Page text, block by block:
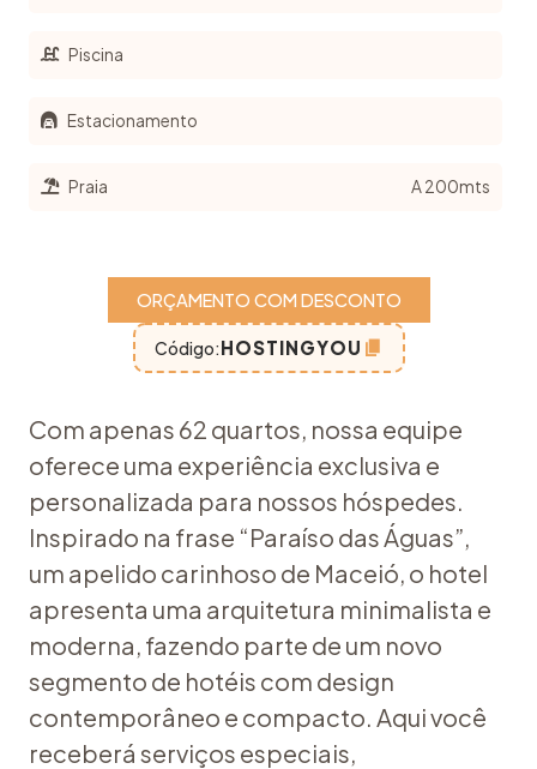
Piscina
Estacionamento
Praia A 200mts
ORÇAMENTO COM DESCONTO
Código:HOSTINGYOU
Com apenas 62 quartos, nossa equipe
oferece uma experiência exclusiva e
personalizada para nossos hóspedes.
Inspirado na frase “Paraíso das Águas”,
um apelido carinhoso de Maceió, o hotel
apresenta uma arquitetura minimalista e
moderna, fazendo parte de um novo
segmento de hotéis com design
contemporâneo e compacto. Aqui você
receberá serviços especiais,